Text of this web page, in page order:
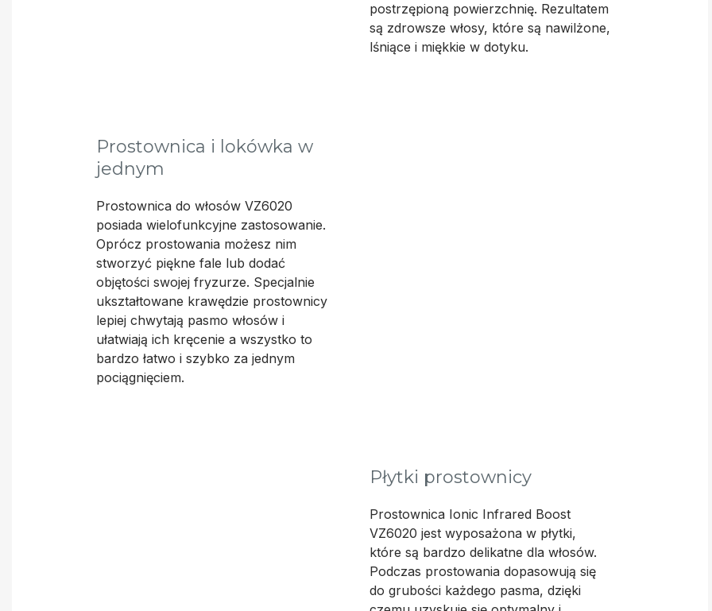
postrzępioną powierzchnię. Rezultatem
są zdrowsze włosy, które są nawilżone,
lśniące i miękkie w dotyku.
Prostownica i lokówka w
jednym
Prostownica do włosów VZ6020
posiada wielofunkcyjne zastosowanie.
Oprócz prostowania możesz nim
stworzyć piękne fale lub dodać
objętości swojej fryzurze. Specjalnie
ukształtowane krawędzie prostownicy
lepiej chwytają pasmo włosów i
ułatwiają ich kręcenie a wszystko to
bardzo łatwo i szybko za jednym
pociągnięciem.
Płytki prostownicy
Prostownica Ionic Infrared Boost
VZ6020 jest wyposażona w płytki,
które są bardzo delikatne dla włosów.
Podczas prostowania dopasowują się
do grubości każdego pasma, dzięki